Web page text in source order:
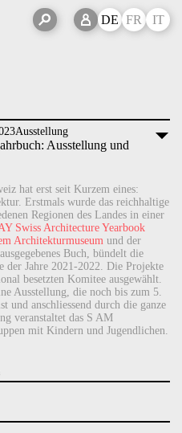
DE FR IT
Ausstellung
Ausstellung und
hat erst seit Kurzem eines:
Erstmals wurde das reichhaltige
Regionen des Landes in einer
Swiss Architecture Yearbook
Architekturmuseum und der
Buch, bündelt die
der Jahre 2021-2022. Die Projekte
besetzten Komitee ausgewählt.
Ausstellung, die noch bis zum 5.
und anschliessend durch die ganze
veranstaltet das S AM
mit Kindern und Jugendlichen.